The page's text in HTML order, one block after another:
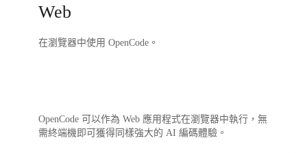
Web
在瀏覽器中使用 OpenCode。
OpenCode 可以作為 Web 應用程式在瀏覽器中執行，無
需終端機即可獲得同樣強大的 AI 編碼體驗。